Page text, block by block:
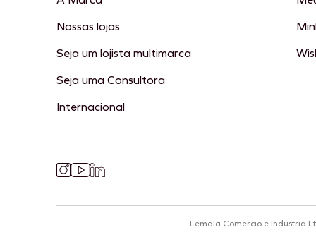
Nossas lojas
Seja um lojista multimarca
Seja uma Consultora
Internacional
Lemala Comercio e Industria